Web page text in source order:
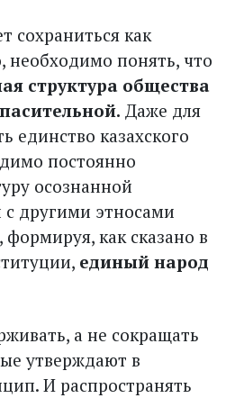
сохраниться как
необходимо понять, что
структура общества
Даже для
единство казахского
постоянно
осознанной
другими этносами
формируя, как сказано в
единый народ
а не сокращать
утверждают в
И распространять